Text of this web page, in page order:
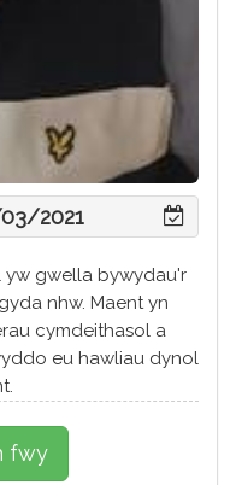
2021
yw gwella bywydau'r
nhw. Maent yn
cymdeithasol a
eu hawliau dynol
fwy